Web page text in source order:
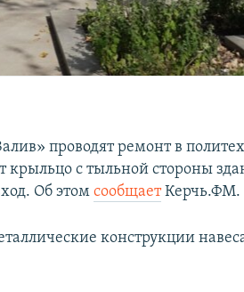
проводят ремонт в
с тыльной стороны
Об этомсообщаетКерчь.ФМ.
конструкции